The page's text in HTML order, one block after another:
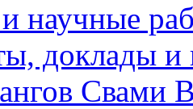
научные
доклады
Свами